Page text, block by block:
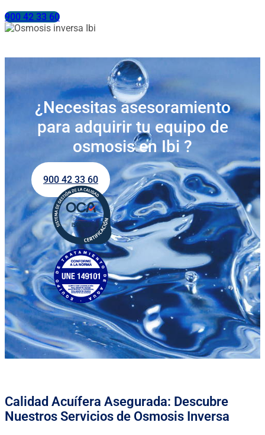
900 42 33 60
¿Necesitas asesoramiento
para adquirir tu equipo de
osmosis en Ibi ?
900 42 33 60
Calidad Acuífera Asegurada: Descubre
Nuestros Servicios de Osmosis Inversa